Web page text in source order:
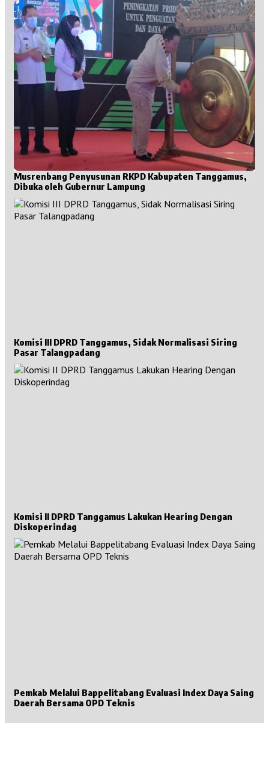
Musrenbang Penyusunan RKPD Kabupaten Tanggamus,
Dibuka oleh Gubernur Lampung
Komisi III DPRD Tanggamus, Sidak Normalisasi Siring
Pasar Talangpadang
Komisi II DPRD Tanggamus Lakukan Hearing Dengan
Diskoperindag
Pemkab Melalui Bappelitabang Evaluasi Index Daya Saing
Daerah Bersama OPD Teknis